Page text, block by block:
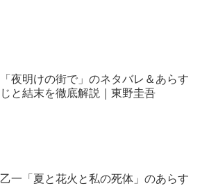
「夜明けの街で」のネタバレ＆あらす
じと結末を徹底解説｜東野圭吾
乙一「夏と花火と私の死体」のあらす